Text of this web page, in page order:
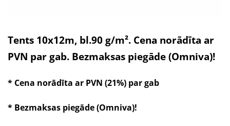
Tents 10x12m, bl.90 g/m². Cena norādīta ar
PVN par gab. Bezmaksas piegāde (Omniva)!
* Cena norādīta ar PVN (21%) par gab
* Bezmaksas piegāde(Omniva)!